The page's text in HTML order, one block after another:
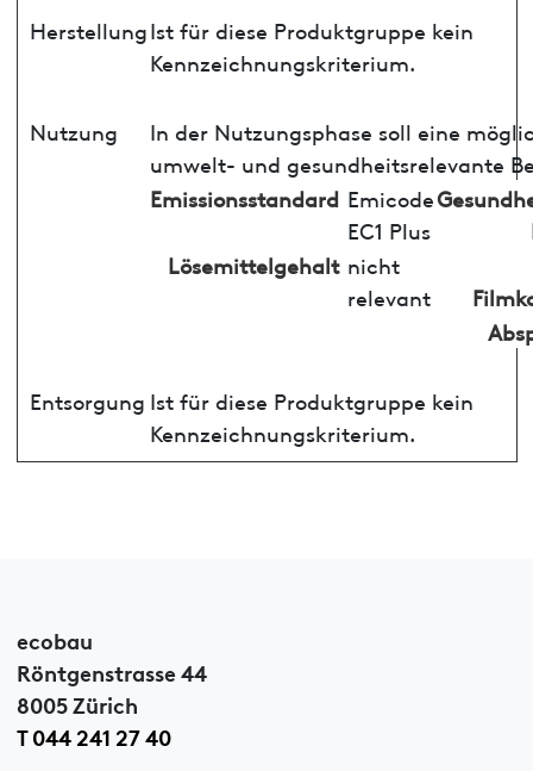
HerstellungIst für diese Produktgruppe kein
Kennzeichnungskriterium.
Nutzung
In der Nutzungsphase soll eine
umwelt- und gesundheitsrelevante
Emissionsstandard Emicode
EC1 Plus
Lösemittelgehalt nicht
relevant
Entsorgung Ist für diese Produktgruppe kein
Kennzeichnungskriterium.
ecobau
Röntgenstrasse 44
8005 Zürich
T 044 241 27 40